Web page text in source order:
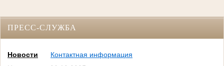
ПРЕСС-СЛУЖБА
Новости
Контактная информация